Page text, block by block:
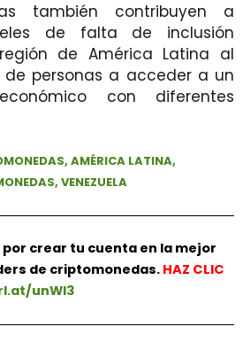
también contribuyen a
de falta de inclusión
de América Latina al
personas a acceder a un
con diferentes
, AMÉRICA LATINA,
, VENEZUELA
por crear tu cuenta en la mejor
de criptomonedas. HAZ CLIC
unWl3